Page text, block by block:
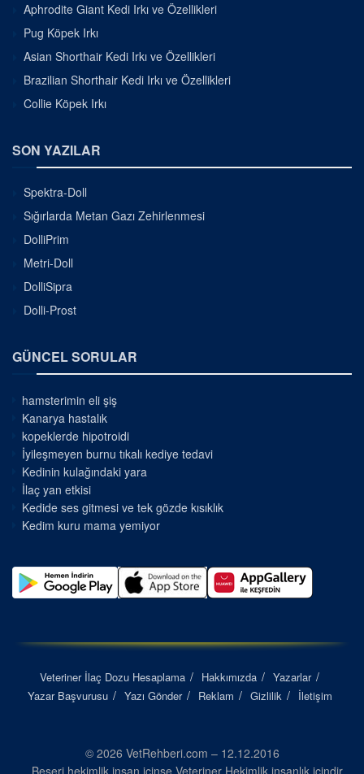
Aphrodite Giant Kedi Irkı ve Özellikleri
Pug Köpek Irkı
Asian Shorthair Kedi Irkı ve Özellikleri
Brazilian Shorthair Kedi Irkı ve Özellikleri
Collie Köpek Irkı
SON YAZILAR
Spektra-Doll
Sığırlarda Metan Gazı Zehirlenmesi
DolliPrim
Metri-Doll
DolliSipra
Dolli-Prost
GÜNCEL SORULAR
hamsterimin eli şiş
Kanarya hastalık
kopeklerde hipotroidi
İyileşmeyen burnu tıkalı kediye tedavi
Kedinin kulağındaki yara
İlaç yan etkisi
Kedide ses gitmesi ve tek gözde kısıklık
Kedim kuru mama yemiyor
Veteriner İlaç Dozu Hesaplama Hakkımızda
Yazarlar
Yazar Başvurusu
Yazı Gönder Reklam Gizlilik İletişim
© 2026 VetRehberi.com – 12.12.2016